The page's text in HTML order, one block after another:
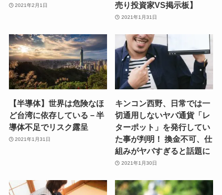
2021年2月1日
売り投資家VS掲示板】
2021年1月31日
【半導体】世界は危険なほ
ど台湾に依存している－半
導体不足でリスク露呈
2021年1月31日
キンコン西野、日常では一
切通用しないヤバ通貨「レ
ターポット」を発行してい
た事が判明！ 換金不可、仕
組みがヤバすぎると話題に
2021年1月30日